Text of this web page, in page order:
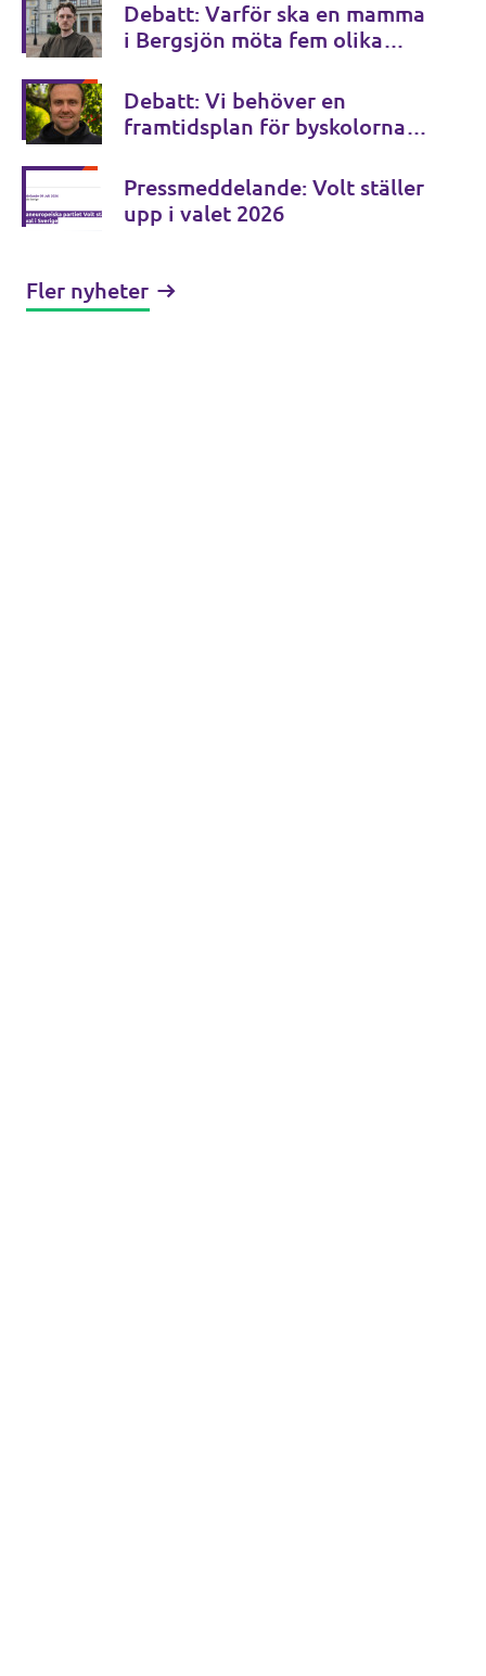
Debatt: Varför ska en mamma
i Bergsjön möta fem olika
Posten)
Debatt: Vi behöver en
framtidsplan för byskolorna
Pressmeddelande: Volt ställer
upp i valet 2026
Fler nyheter